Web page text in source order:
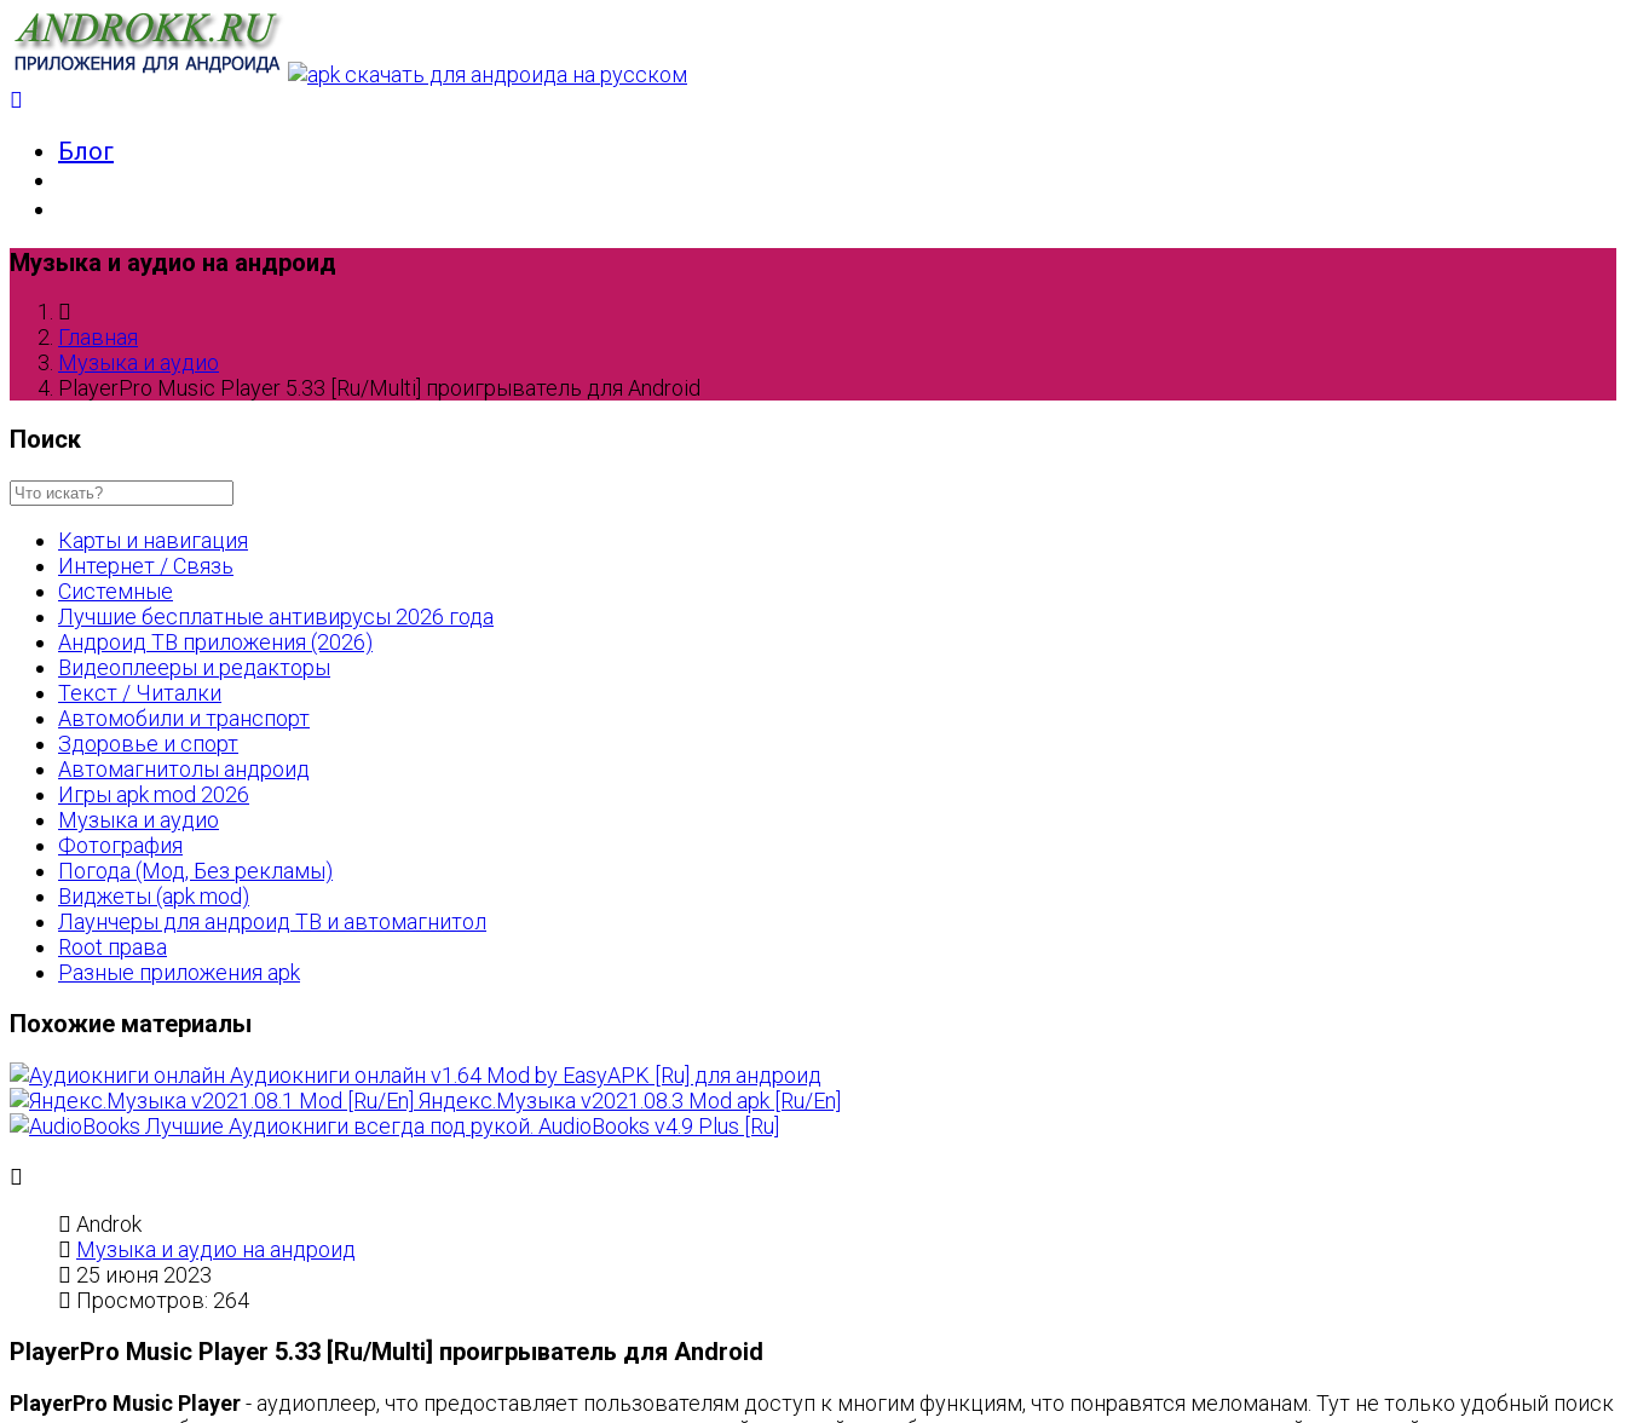
Блог
Музыка и аудио на андроид
Главная
Музыка и аудио
PlayerPro Music Player 5.33 [Ru/Multi] проигрыватель для Android
Поиск
Карты и навигация
Интернет / Связь
Системные
Лучшие бесплатные антивирусы 2026 года
Андроид ТВ приложения (2026)
Видеоплееры и редакторы
Текст / Читалки
Автомобили и транспорт
Здоровье и спорт
Автомагнитолы андроид
Игры apk mod 2026
Музыка и аудио
Фотография
Погода (Мод, Без рекламы)
Виджеты (apk mod)
Лаунчеры для андроид ТВ и автомагнитол
Root права
Разные приложения apk
Похожие материалы
Аудиокниги онлайн v1.64 Mod by EasyAPK [Ru] для андроид
Яндекс.Музыка v2021.08.3 Mod apk [Ru/En]
Лучшие Аудиокниги всегда под рукой. AudioBooks v4.9 Plus [Ru]
Androk
Музыка и аудио на андроид
25 июня 2023
Просмотров: 264
PlayerPro Music Player 5.33 [Ru/Multi] проигрыватель для Android
PlayerPro Music Player- аудиоплеер, что предоставляет пользователям доступ к многим функциям, что понравятся меломанам. Тут не только удобный поиск